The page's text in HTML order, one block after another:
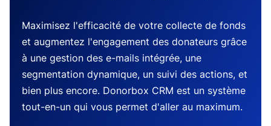
Maximisez l'efficacité de votre collecte de fonds
et augmentez l'engagement des donateurs grâce
à une gestion des e-mails intégrée, une
segmentation dynamique, un suivi des actions, et
bien plus encore. Donorbox CRM est un système
tout-en-un qui vous permet d'aller au maximum.